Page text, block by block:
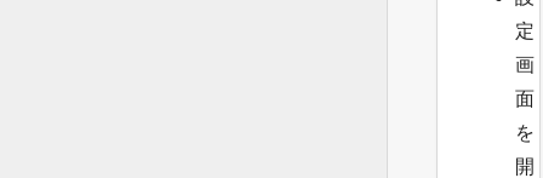
定
画
面
を
開